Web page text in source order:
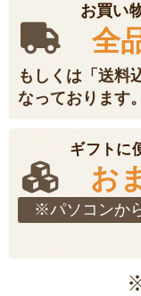
お買い
全
もしくは「送料
なっております。
ギフトに
お
※パソコンか